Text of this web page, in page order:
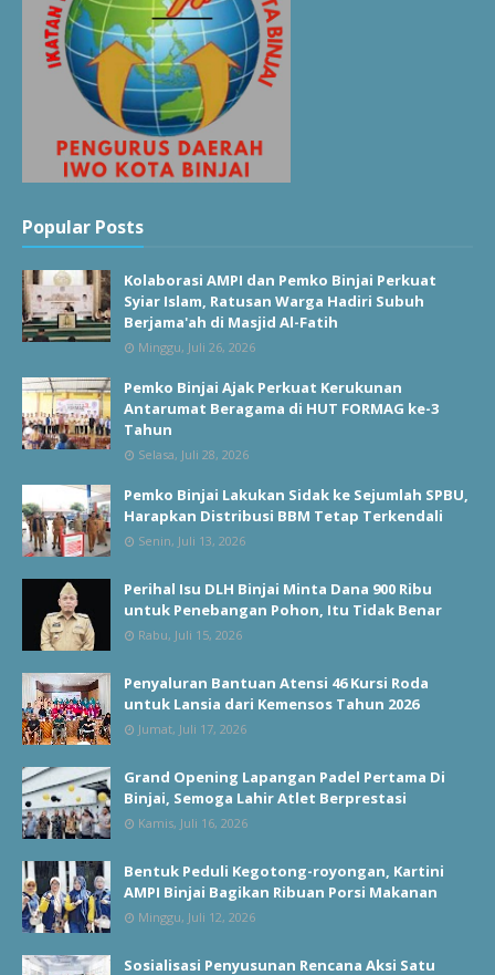
Popular Posts
Kolaborasi AMPI dan Pemko Binjai Perkuat
Syiar Islam, Ratusan Warga Hadiri Subuh
Berjama'ah di Masjid Al-Fatih
Minggu, Juli 26, 2026
Pemko Binjai Ajak Perkuat Kerukunan
Antarumat Beragama di HUT FORMAG ke-3
Tahun
Selasa, Juli 28, 2026
Pemko Binjai Lakukan Sidak ke Sejumlah SPBU,
Harapkan Distribusi BBM Tetap Terkendali
Senin, Juli 13, 2026
Perihal Isu DLH Binjai Minta Dana 900 Ribu
untuk Penebangan Pohon, Itu Tidak Benar
Rabu, Juli 15, 2026
Penyaluran Bantuan Atensi 46 Kursi Roda
untuk Lansia dari Kemensos Tahun 2026
Jumat, Juli 17, 2026
Grand Opening Lapangan Padel Pertama Di
Binjai, Semoga Lahir Atlet Berprestasi
Kamis, Juli 16, 2026
Bentuk Peduli Kegotong-royongan, Kartini
AMPI Binjai Bagikan Ribuan Porsi Makanan
Minggu, Juli 12, 2026
Sosialisasi Penyusunan Rencana Aksi Satu